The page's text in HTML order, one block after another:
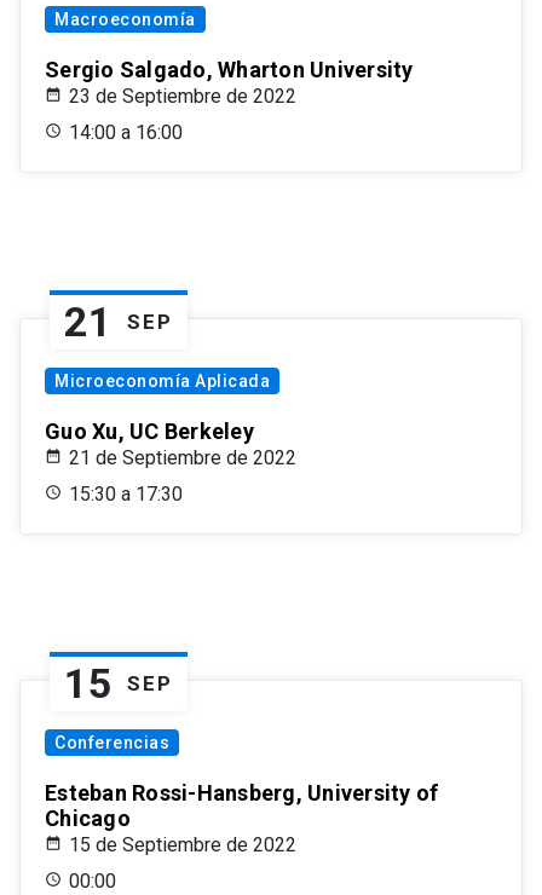
Macroeconomía
Sergio Salgado, Wharton University
23 de Septiembre de 2022
14:00 a 16:00
21 SEP
Microeconomía Aplicada
Guo Xu, UC Berkeley
21 de Septiembre de 2022
15:30 a 17:30
15 SEP
Conferencias
Esteban Rossi-Hansberg, University of
Chicago
15 de Septiembre de 2022
00:00